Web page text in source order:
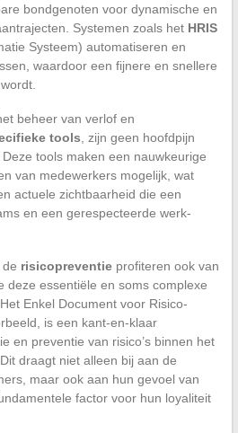
bondgenoten voor dynamische en
Systemen zoals het HRIS
Systeem) automatiseren en
waardoor een fijnere en snellere
beheer van verlof en
tools , zijn geen hoofdpijn
tools maken een nauwkeurige
van medewerkers mogelijk, wat
actuele zichtbaarheid die een
en een gerespecteerde werk-
risicopreventieprofiteren ook van
deze essentiële en soms complexe
Enkel Document voor Risico-
is een kant-en-klaar
en preventie van risico’s binnen het
draagt niet alleen bij aan de
maar ook aan hun gevoel van
factor voor hun loyaliteit